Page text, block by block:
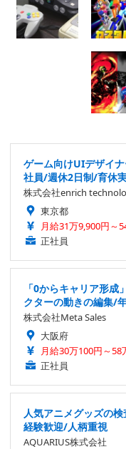
ゲーム向けUIデザイ
社員/週休2日制/育休
株式会社enrich
東京都
月給31万9,900円～
正社員
「0からキャリア形
クターの動きの編集/
株式会社Meta Sales
大阪府
月給30万100円～58
正社員
人気アニメグッズの
経験歓迎/人柄重視
AQUARIUS株式会社